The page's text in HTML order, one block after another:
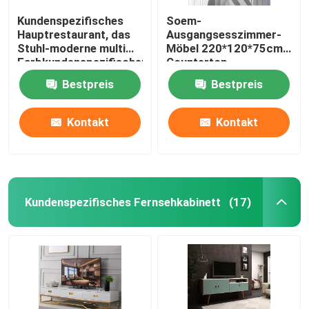
Kundenspezifisches
Hauptrestaurant, das
Stuhl-moderne multi
Farbkundenspezifischen
Plastikstuhl speist
Bestpreis
Kontakt
Soem-
Ausgangsesszimmer-
Möbel 220*120*75cm
Countertop-
Speisetisch
Bestpreis
Kontakt
Kundenspezifisches Fernsehkabinett (17)